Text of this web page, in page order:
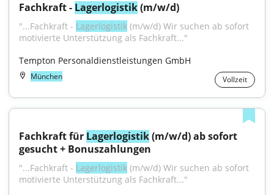
Fachkraft - Lagerlogistik (m/w/d)
"...Fachkraft - Lagerlogistik (m/w/d) Wir suchen ab sofort
motivierte Unterstützung als Fachkraft..."
Tempton Personaldienstleistungen GmbH
München Vollzeit
Fachkraft für Lagerlogistik (m/w/d) ab sofort
gesucht + Bonuszahlungen
"...Fachkraft - Lagerlogistik (m/w/d) Wir suchen ab sofort
motivierte Unterstützung als Fachkraft..."